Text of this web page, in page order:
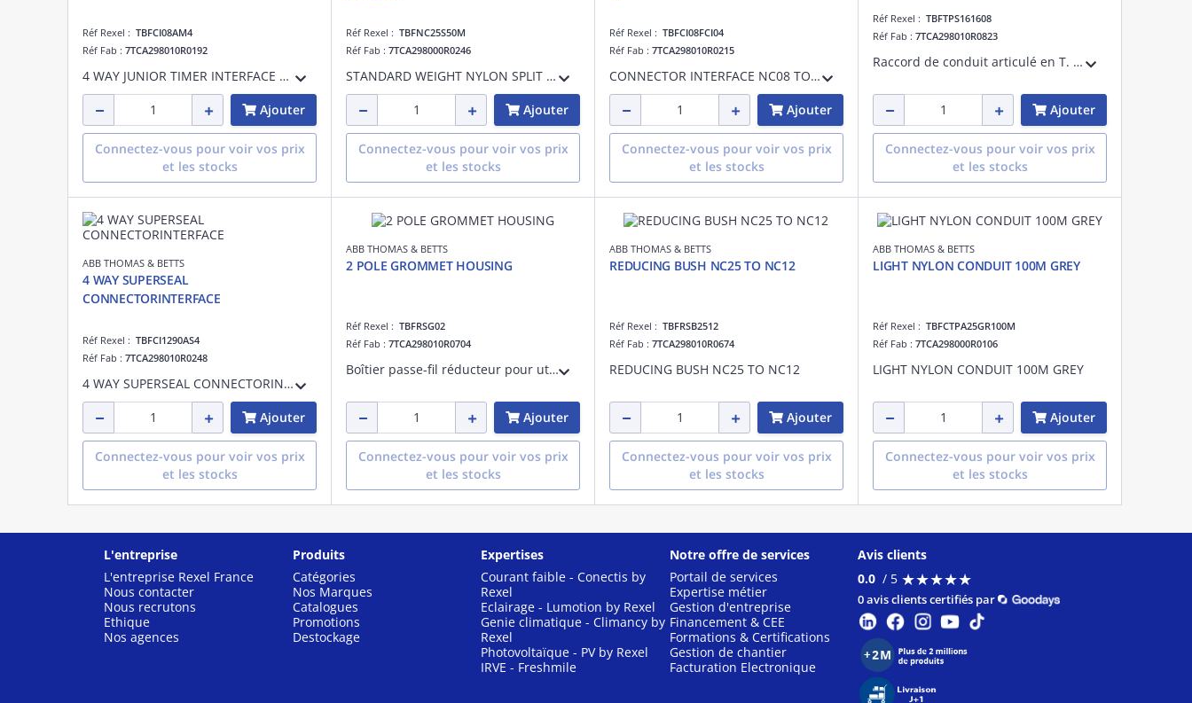
Réf Rexel : TBFCI08AM4
Réf Fab : 7TCA298010R0192
4 WAY JUNIOR TIMER INTERFACE NC08
Ajouter
Connectez-vous pour voir vos prix
et les stocks
Réf Rexel : TBFNC25S50M
Réf Fab : 7TCA298000R0246
STANDARD WEIGHT NYLON SPLIT CONDUIT
Ajouter
Connectez-vous pour voir vos prix
et les stocks
Réf Rexel : TBFCI08FCI04
Réf Fab : 7TCA298010R0215
CONNECTOR INTERFACE NC08 TO FCI 4 W
Ajouter
Connectez-vous pour voir vos prix
et les stocks
Réf Rexel : TBFTPS161608
Réf Fab : 7TCA298010R0823
Raccord de conduit articulé en T. Grosseur de conduit A : 16 NC/13 NW, conduit B : 16 NC/13 NW, conduit C : 08 NC/7,5 NW. Température de fonctionnement -40 à 120 degrés Celsius. Très haute protection UV, polyamide (nylon), noir.
Ajouter
Connectez-vous pour voir vos prix
et les stocks
ABB THOMAS & BETTS
4 WAY SUPERSEAL
CONNECTORINTERFACE
Réf Rexel : TBFCI1290AS4
Réf Fab : 7TCA298010R0248
4 WAY SUPERSEAL CONNECTORINTERFACE
Ajouter
Connectez-vous pour voir vos prix
et les stocks
ABB THOMAS & BETTS
2 POLE GROMMET HOUSING
Réf Rexel : TBFRSG02
Réf Fab : 7TCA298010R0704
Boîtier passe-fil réducteur pour utilisation avec connecteur Solénoïde M27. 2 pôles. Diamètre extérieur 25 millimètres, longueur 23 millimètres. Polyamide (nylon) noir.
Ajouter
Connectez-vous pour voir vos prix
et les stocks
ABB THOMAS & BETTS
REDUCING BUSH NC25 TO NC12
Réf Rexel : TBFRSB2512
Réf Fab : 7TCA298010R0674
REDUCING BUSH NC25 TO NC12
Ajouter
Connectez-vous pour voir vos prix
et les stocks
ABB THOMAS & BETTS
LIGHT NYLON CONDUIT 100M GREY
Réf Rexel : TBFCTPA25GR100M
Réf Fab : 7TCA298000R0106
LIGHT NYLON CONDUIT 100M GREY
Ajouter
Connectez-vous pour voir vos prix
et les stocks
L'entreprise
L'entreprise Rexel France
Nous contacter
Nous recrutons
Ethique
Nos agences
Produits
Catégories
Nos Marques
Catalogues
Promotions
Destockage
Expertises
Courant faible - Conectis by
Rexel
Eclairage - Lumotion by Rexel
Genie climatique - Climancy by
Rexel
Photovoltaïque - PV by Rexel
IRVE - Freshmile
Notre offre de services
Portail de services
Expertise métier
Gestion d'entreprise
Financement & CEE
Formations & Certifications
Gestion de chantier
Facturation Electronique
Avis clients
0.0 / 5 ★★★★★
★★★★★
0 avis clients certifiés par